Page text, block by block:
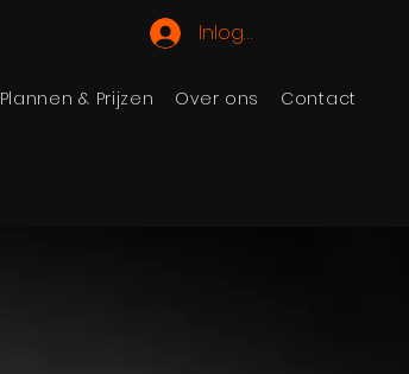
Inloggen
Plannen & Prijzen Over ons Contact